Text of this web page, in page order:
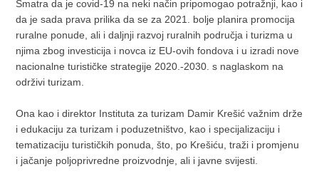
Smatra da je covid-19 na neki način pripomogao potražnji, kao i
da je sada prava prilika da se za 2021. bolje planira promocija
ruralne ponude, ali i daljnji razvoj ruralnih područja i turizma u
njima zbog investicija i novca iz EU-ovih fondova i u izradi nove
nacionalne turističke strategije 2020.-2030. s naglaskom na
održivi turizam.
Ona kao i direktor Instituta za turizam Damir Krešić važnim drže
i edukaciju za turizam i poduzetništvo, kao i specijalizaciju i
tematizaciju turističkih ponuda, što, po Krešiću, traži i promjenu
i jačanje poljoprivredne proizvodnje, ali i javne svijesti.